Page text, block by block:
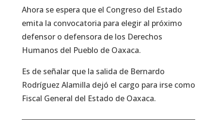
Ahora se espera que el Congreso del Estado
emita la convocatoria para elegir al próximo
defensor o defensora de los Derechos
Humanos del Pueblo de Oaxaca.
Es de señalar que la salida de Bernardo
Rodríguez Alamilla dejó el cargo para irse como
Fiscal General del Estado de Oaxaca.